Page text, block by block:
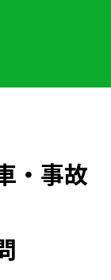
・事故